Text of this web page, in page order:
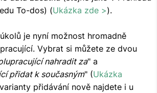
To-dos) (Ukázka zde >).
je nyní možnost hromadně
Vybrat si můžete ze dvou
nahradit za" a
přidat k současným" (Ukázka
přidávání nově najdete i u